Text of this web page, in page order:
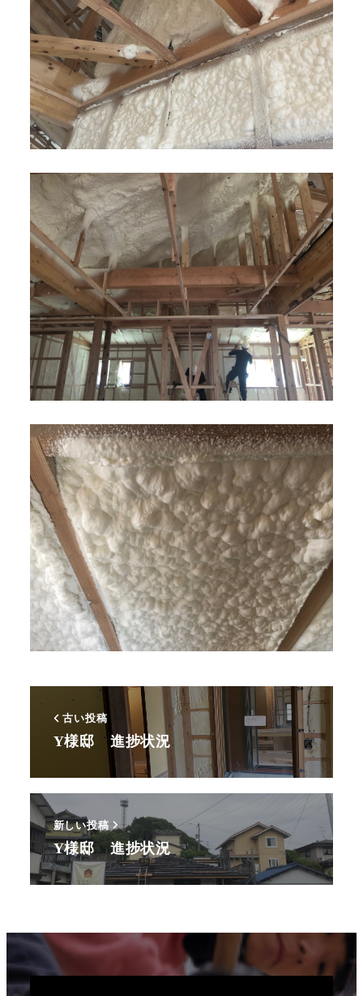
古い投稿
Y様邸 進捗状況
新しい投稿
Y様邸 進捗状況